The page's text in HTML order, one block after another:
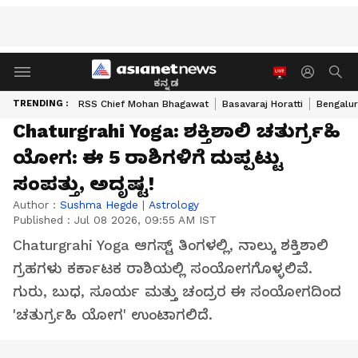
ಕನ್ನಡ
TRENDING : RSS Chief Mohan Bhagawat Basavaraj Horatti
Chaturgrahi Yoga: ಶಕ್ತಿಶಾಲಿ ಚತುರ್ಗ್ರಹಿ
ಯೋಗ: ಈ 5 ರಾಶಿಗಳಿಗೆ ದುಪ್ಪಟ್ಟು
ಸಂಪತ್ತು, ಅದೃಷ್ಟ!
Author : Sushma Hegde | Astrology
Published : Jul 08 2026, 09:55 AM IST
Chaturgrahi Yoga ಆಗಸ್ಟ್ ತಿಂಗಳಲ್ಲಿ, ನಾಲ್ಕು ಶಕ್ತಿಶಾಲಿ
ಗ್ರಹಗಳು ಕರ್ಕಾಟಕ ರಾಶಿಯಲ್ಲಿ ಸಂಯೋಗಗೊಳ್ಳಲಿವೆ.
ಗುರು, ಬುಧ, ಸೂರ್ಯ ಮತ್ತು ಚಂದ್ರರ ಈ ಸಂಯೋಗದಿಂದ
'ಚತುರ್ಗ್ರಹಿ ಯೋಗ' ಉಂಟಾಗಲಿದೆ.